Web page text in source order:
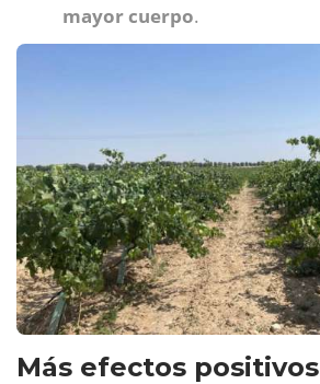
mayor cuerpo.
Más efectos positivos